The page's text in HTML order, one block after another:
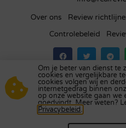
Over ons Review
Controlebeleid
Bezoek ons review platform
Koninkrijk,Frankrijk,
Italië
,Portugal,Polen,
Zweden.
Om je beter van dienst te
cookies en vergelijkbare
cookies volgen wij en
internetgedrag binnen
op onze website gaan we
goedvindt. Meer weten?
Privacybeleid.